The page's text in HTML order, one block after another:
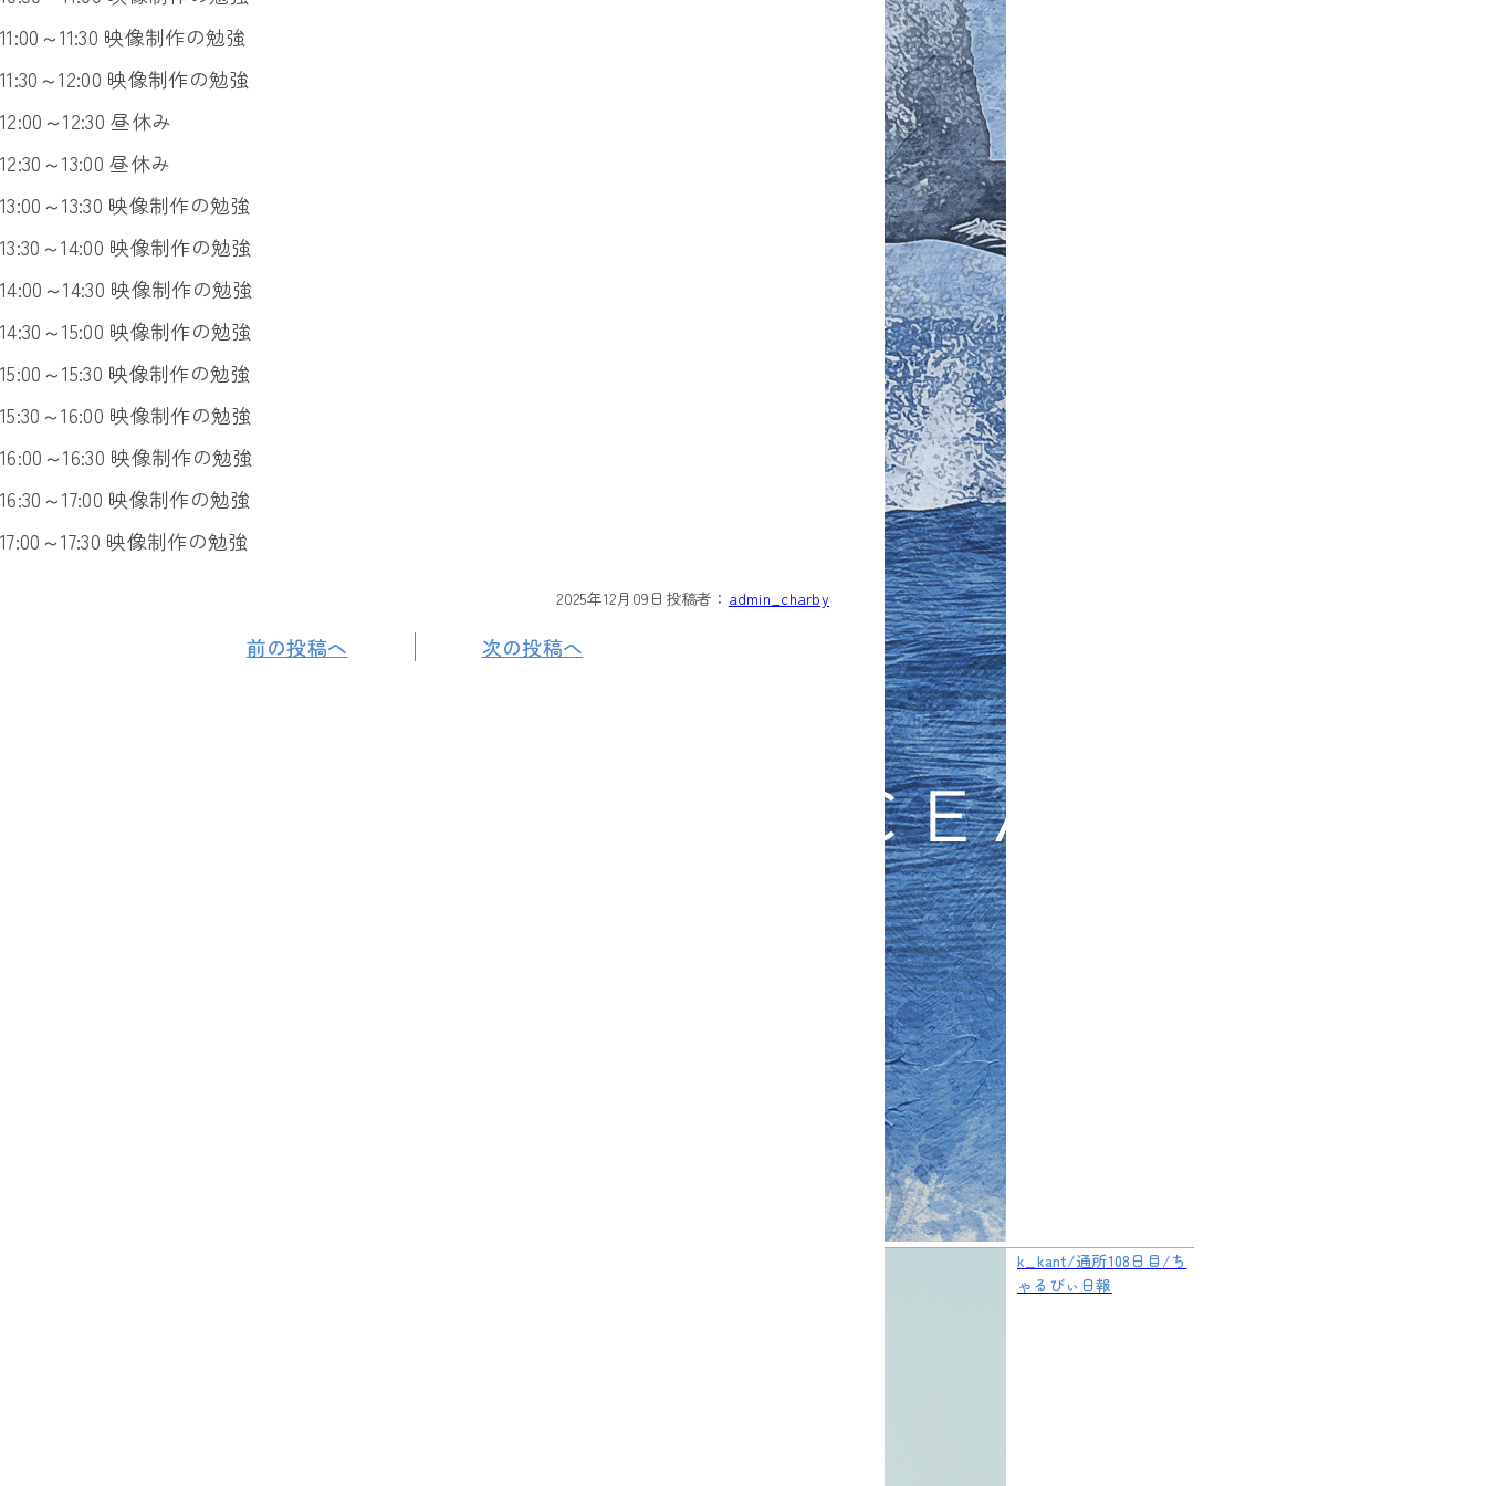
11:00～11:30 映像制作の勉強
11:30～12:00 映像制作の勉強
12:00～12:30 昼休み
12:30～13:00 昼休み
13:00～13:30 映像制作の勉強
13:30～14:00 映像制作の勉強
14:00～14:30 映像制作の勉強
14:30～15:00 映像制作の勉強
15:00～15:30 映像制作の勉強
15:30～16:00 映像制作の勉強
16:00～16:30 映像制作の勉強
16:30～17:00 映像制作の勉強
17:00～17:30 映像制作の勉強
2025年12月09日 投稿者： admin_charby
前の投稿へ 次の投稿へ
k_kant/通所108日目/ち
ゃるびぃ日報